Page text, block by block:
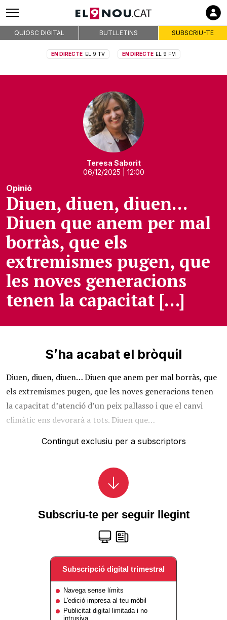
QUIOSC DIGITAL BUTLLETINS SUBSCRIU-TE
EN DIRECTE EL 9 TV EN DIRECTE EL 9 FM
Teresa Saborit
06/12/2025 | 12:00
Opinió
Diuen, diuen, diuen…
Diuen que anem per mal
borràs, que els
extremismes pugen, que
les noves generacions
tenen la capacitat […]
S’ha acabat el bròquil
Diuen, diuen, diuen… Diuen que anem per mal borràs, que
els extremismes pugen, que les noves generacions tenen
la capacitat d’atenció d’un peix pallasso i que el canvi
climàtic ens devorarà a tots. Diuen que…
Contingut exclusiu per a subscriptors